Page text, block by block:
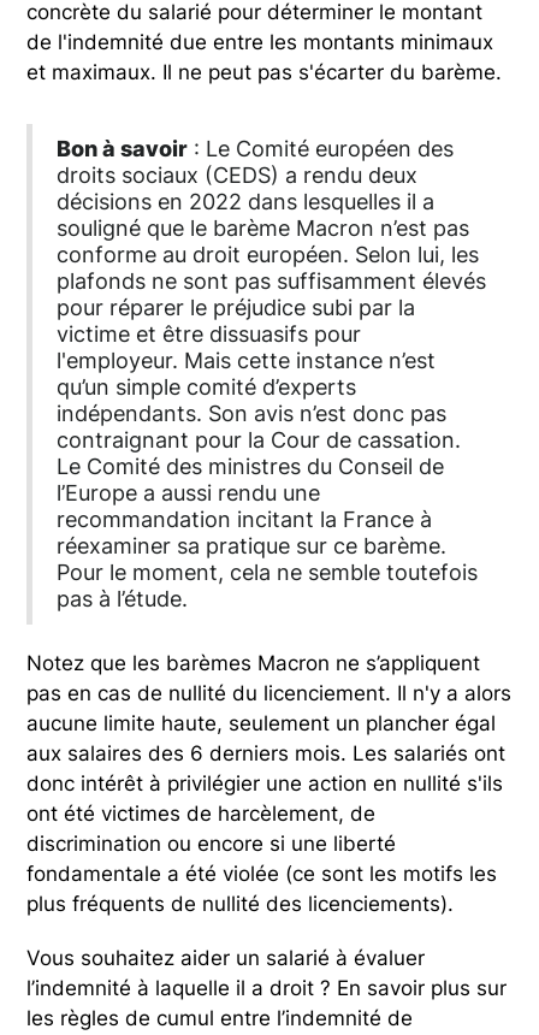
concrète du salarié pour déterminer le montant
de l'indemnité due entre les montants minimaux
et maximaux. Il ne peut pas s'écarter du barème.
Bon à savoir : Le Comité européen des
droits sociaux (CEDS) a rendu deux
décisions en 2022 dans lesquelles il a
souligné que le barème Macron n’est pas
conforme au droit européen. Selon lui, les
plafonds ne sont pas suffisamment élevés
pour réparer le préjudice subi par la
victime et être dissuasifs pour
l'employeur. Mais cette instance n’est
qu’un simple comité d’experts
indépendants. Son avis n’est donc pas
contraignant pour la Cour de cassation.
Le Comité des ministres du Conseil de
l’Europe a aussi rendu une
recommandation incitant la France à
réexaminer sa pratique sur ce barème.
Pour le moment, cela ne semble toutefois
pas à l’étude.
Notez que les barèmes Macron ne s’appliquent
pas en cas de nullité du licenciement. Il n'y a alors
aucune limite haute, seulement un plancher égal
aux salaires des 6 derniers mois. Les salariés ont
donc intérêt à privilégier une action en nullité s'ils
ont été victimes de harcèlement, de
discrimination ou encore si une liberté
fondamentale a été violée (ce sont les motifs les
plus fréquents de nullité des licenciements).
Vous souhaitez aider un salarié à évaluer
l’indemnité à laquelle il a droit ? En savoir plus sur
les règles de cumul entre l’indemnité de